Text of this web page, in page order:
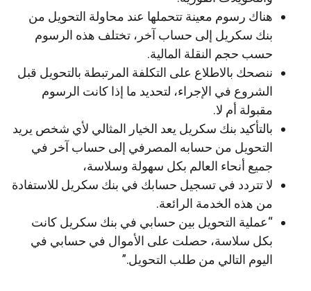
هناك رسوم معينة تتحملها عند محاولة التحويل من
بنك سكريل إلى حساب آخر، تختلف هذه الرسوم
حسب حجم النقلة المالية.
ننصحك بالاطلاع على التكلفة المرتبطة بالتحويل قبل
الشروع في الإجراء، لتحديد ما إذا كانت الرسوم
مقبولة أم لا.
بالتأكيد بنك سكريل يعد الخيار المثالي لأي شخص يريد
التحويل من حسابه المصرفي إلى حساب آخر في
جميع أنحاء العالم بكل سهولة وسلاسة،
لا تتردد في تسجيل حسابك في بنك سكريل للاستفادة
من هذه الخدمة الرائعة.
“عملية التحويل بين حسابي في بنك سكريل كانت
بكل سلاسة، حصلت على الأموال في حسابي في
اليوم التالي من طلب التحويل.”